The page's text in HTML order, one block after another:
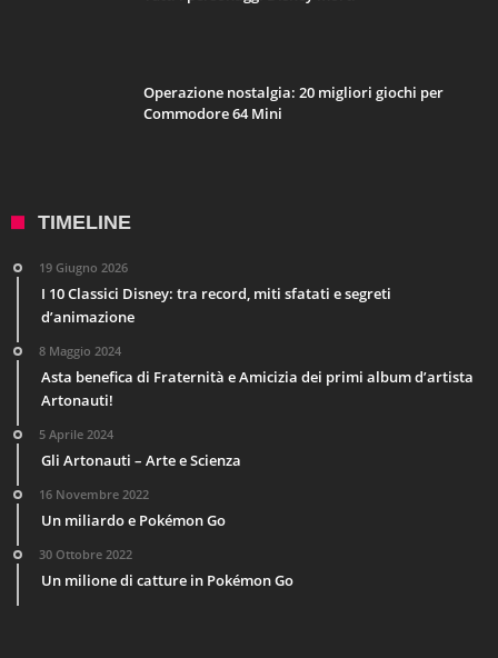
Operazione nostalgia: 20 migliori giochi per
Commodore 64 Mini
TIMELINE
19 Giugno 2026
I 10 Classici Disney: tra record, miti sfatati e segreti
d’animazione
8 Maggio 2024
Asta benefica di Fraternità e Amicizia dei primi album d’artista
Artonauti!
5 Aprile 2024
Gli Artonauti – Arte e Scienza
16 Novembre 2022
Un miliardo e Pokémon Go
30 Ottobre 2022
Un milione di catture in Pokémon Go